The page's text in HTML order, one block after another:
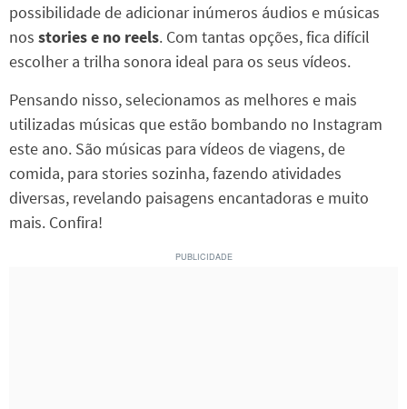
possibilidade de adicionar inúmeros áudios e músicas
nos stories e no reels. Com tantas opções, fica difícil
escolher a trilha sonora ideal para os seus vídeos.
Pensando nisso, selecionamos as melhores e mais
utilizadas músicas que estão bombando no Instagram
este ano. São músicas para vídeos de viagens, de
comida, para stories sozinha, fazendo atividades
diversas, revelando paisagens encantadoras e muito
mais. Confira!